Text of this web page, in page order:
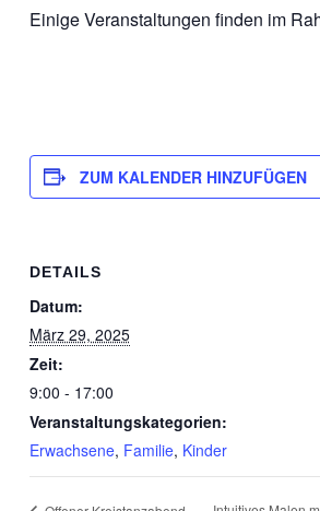
Einige Veranstaltungen finden im
ZUM KALENDER HINZUFÜGEN
DETAILS
Datum:
März 29, 2025
Zeit:
9:00 - 17:00
Veranstaltungskategorien:
Erwachsene, Familie, Kinder